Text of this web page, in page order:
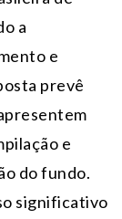
a
e
prevê
e
do fundo.
significativo